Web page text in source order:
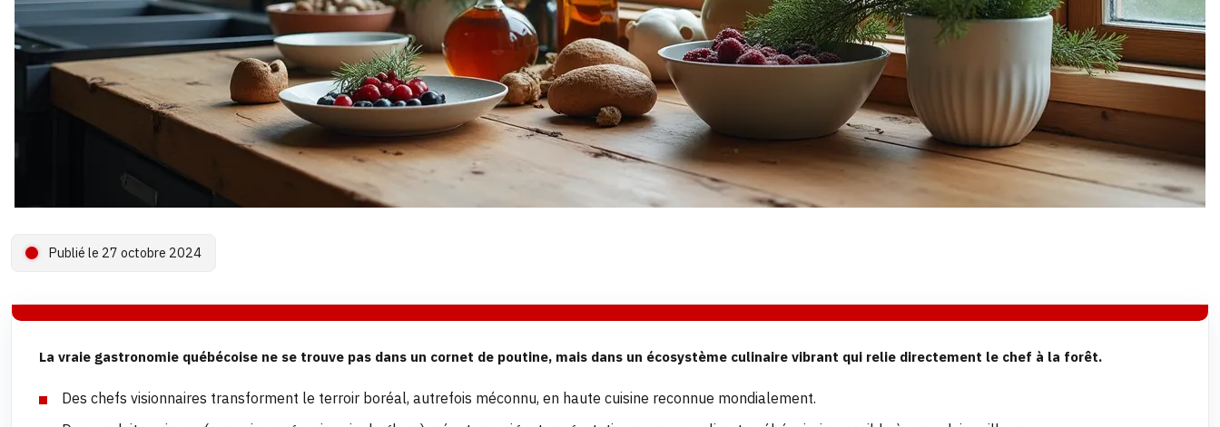
Publié le 27 octobre 2024
La vraie gastronomie québécoise ne se trouve pas dans un cornet de poutine, mais dans un écosystème culinaire vibrant qui relie directement le chef à la forêt.
Des chefs visionnaires transforment le terroir boréal, autrefois méconnu, en haute cuisine reconnue mondialement.